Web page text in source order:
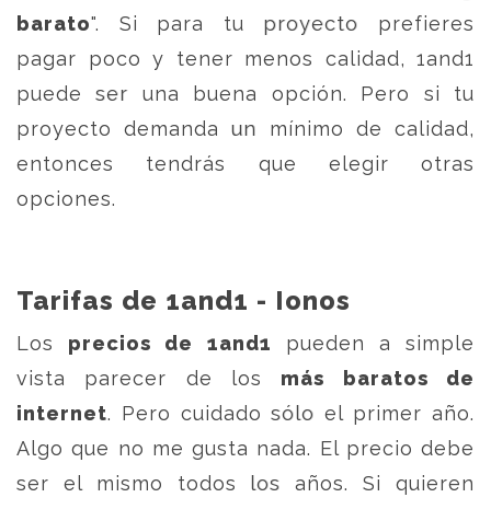
barato". Si para tu proyecto prefieres
pagar poco y tener menos calidad, 1and1
puede ser una buena opción. Pero si tu
proyecto demanda un mínimo de calidad,
entonces tendrás que elegir otras
opciones.
Tarifas de 1and1 - Ionos
Los precios de 1and1 pueden a simple
vista parecer de los más baratos de
internet. Pero cuidado sólo el primer año.
Algo que no me gusta nada. El precio debe
ser el mismo todos los años. Si quieren